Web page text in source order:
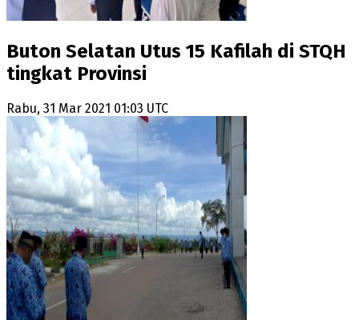
Buton Selatan Utus 15 Kafilah di STQH
tingkat Provinsi
Rabu, 31 Mar 2021 01:03 UTC